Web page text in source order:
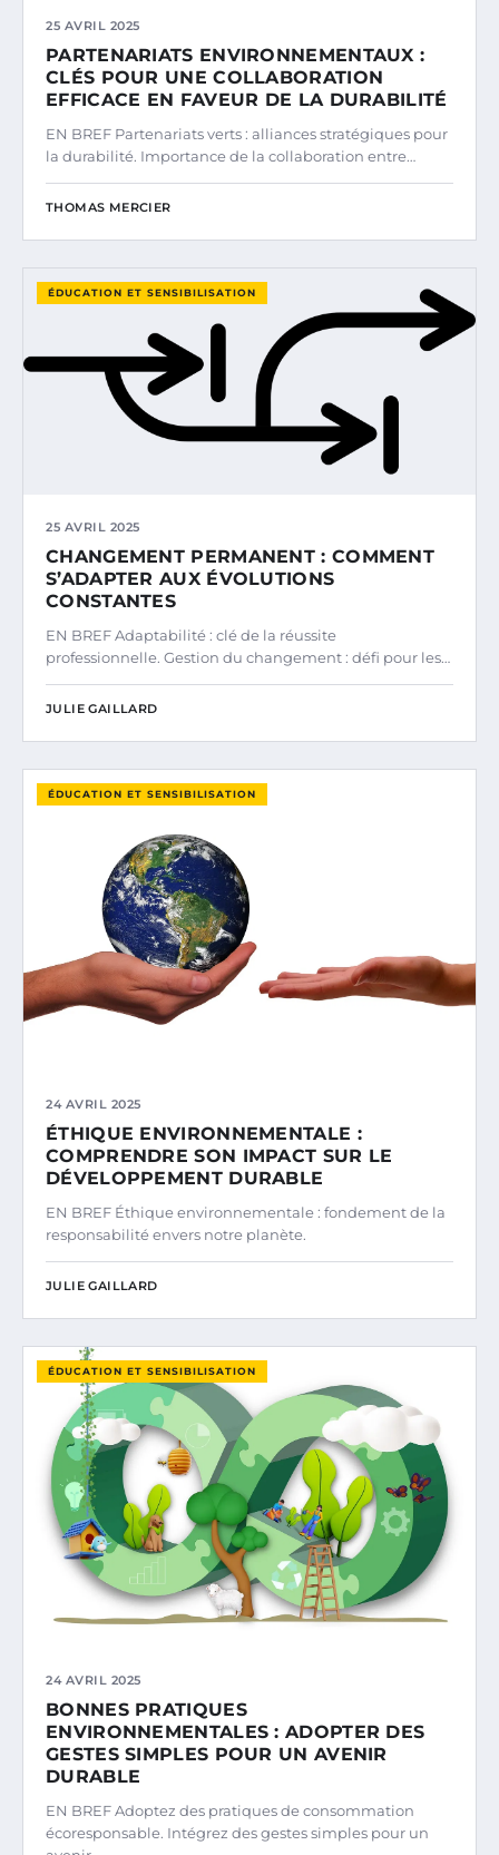
25 AVRIL 2025
PARTENARIATS ENVIRONNEMENTAUX :
CLÉS POUR UNE COLLABORATION
EFFICACE EN FAVEUR DE LA DURABILITÉ
EN BREF Partenariats verts : alliances stratégiques pour
la durabilité. Importance de la collaboration entre…
THOMAS MERCIER
ÉDUCATION ET SENSIBILISATION
25 AVRIL 2025
CHANGEMENT PERMANENT : COMMENT
S’ADAPTER AUX ÉVOLUTIONS
CONSTANTES
EN BREF Adaptabilité : clé de la réussite
professionnelle. Gestion du changement : défi pour les…
JULIE GAILLARD
ÉDUCATION ET SENSIBILISATION
24 AVRIL 2025
ÉTHIQUE ENVIRONNEMENTALE :
COMPRENDRE SON IMPACT SUR LE
DÉVELOPPEMENT DURABLE
EN BREF Éthique environnementale : fondement de la
responsabilité envers notre planète.
JULIE GAILLARD
ÉDUCATION ET SENSIBILISATION
24 AVRIL 2025
BONNES PRATIQUES
ENVIRONNEMENTALES : ADOPTER DES
GESTES SIMPLES POUR UN AVENIR
DURABLE
EN BREF Adoptez des pratiques de consommation
écoresponsable. Intégrez des gestes simples pour un